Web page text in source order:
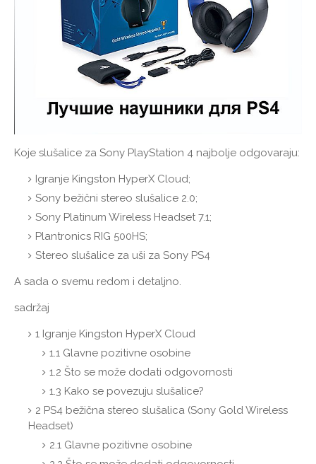
Koje slušalice za Sony PlayStation 4 najbolje odgovaraju:
Igranje Kingston HyperX Cloud;
Sony bežični stereo slušalice 2.0;
Sony Platinum Wireless Headset 7.1;
Plantronics RIG 500HS;
Stereo slušalice za uši za Sony PS4
A sada o svemu redom i detaljno.
sadržaj
1 Igranje Kingston HyperX Cloud
1.1 Glavne pozitivne osobine
1.2 Što se može dodati odgovornosti
1.3 Kako se povezuju slušalice?
2 PS4 bežična stereo slušalica (Sony Gold Wireless
Headset)
2.1 Glavne pozitivne osobine